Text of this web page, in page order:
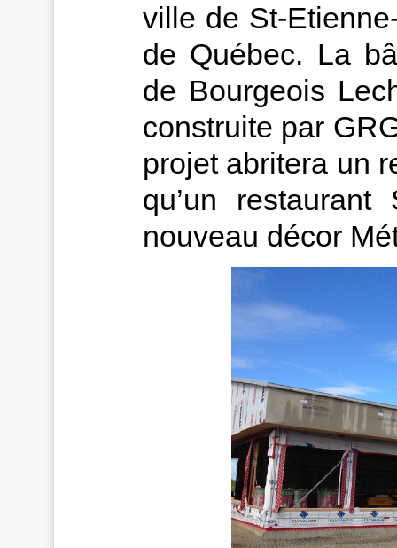
ville de St-
de Québec. La
de Bourgeois
construite par
projet abritera un
qu’un
nouveau décor